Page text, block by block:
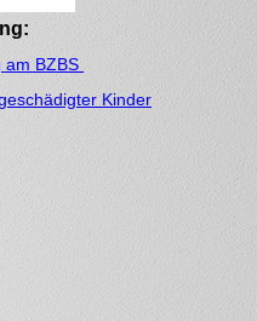
am BZBS
Kinder